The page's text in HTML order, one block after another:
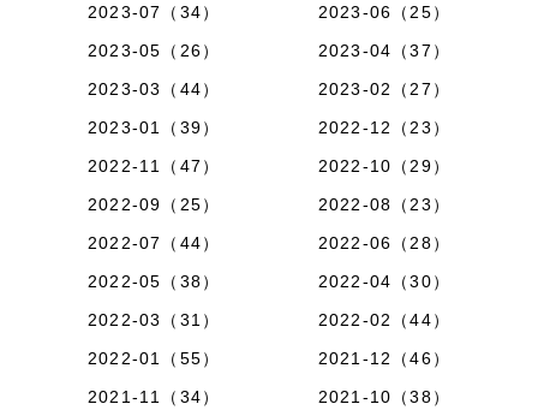
2023-07（34）
2023-06（25）
2023-05（26）
2023-04（37）
2023-03（44）
2023-02（27）
2023-01（39）
2022-12（23）
2022-11（47）
2022-10（29）
2022-09（25）
2022-08（23）
2022-07（44）
2022-06（28）
2022-05（38）
2022-04（30）
2022-03（31）
2022-02（44）
2022-01（55）
2021-12（46）
2021-11（34）
2021-10（38）